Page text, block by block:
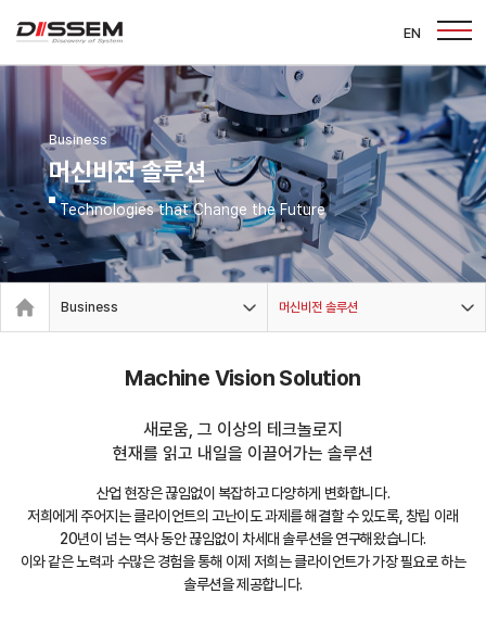
EN
Business
머신비전 솔루션
Technologies that Change the Future
Business 머신비전 솔루션
Machine Vision Solution
새로움, 그 이상의 테크놀로지
현재를 읽고 내일을 이끌어가는 솔루션
산업 현장은 끊임없이 복잡하고 다양하게 변화합니다.
저희에게 주어지는 클라이언트의 고난이도 과제를 해결할 수 있도록, 창립 이래
20년이 넘는 역사 동안 끊임없이 차세대 솔루션을 연구해왔습니다.
이와 같은 노력과 수많은 경험을 통해 이제 저희는 클라이언트가 가장 필요로 하는
솔루션을 제공합니다.